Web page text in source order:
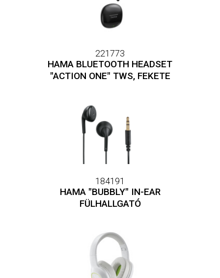
221773
HAMA BLUETOOTH HEADSET
"ACTION ONE" TWS, FEKETE
184191
HAMA "BUBBLY" IN-EAR
FÜLHALLGATÓ